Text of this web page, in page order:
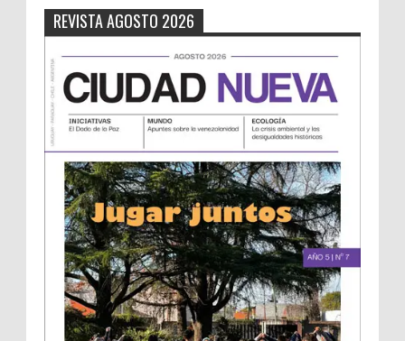
REVISTA AGOSTO 2026